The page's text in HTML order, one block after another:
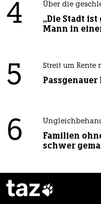
4 Über die
„Die Stadt
Mann in
5 Streit um Rente
6
Familien
schwer
taz